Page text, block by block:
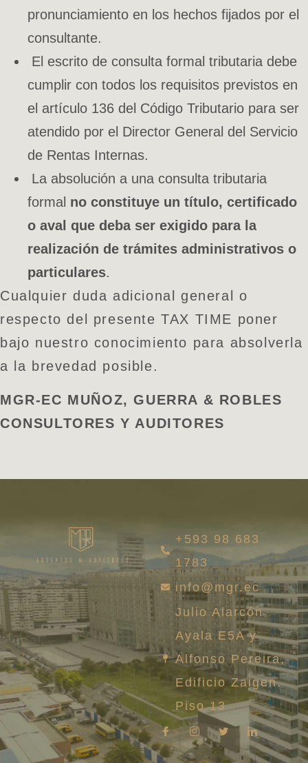
pronunciamiento en los hechos fijados por el
consultante.
El escrito de consulta formal tributaria debe
cumplir con todos los requisitos previstos en
el artículo 136 del Código Tributario para ser
atendido por el Director General del Servicio
de Rentas Internas.
La absolución a una consulta tributaria
formal no constituye un título, certificado
o aval que deba ser exigido para la
realización de trámites administrativos o
particulares.
Cualquier duda adicional general o
respecto del presente TAX TIME poner
bajo nuestro conocimiento para absolverla
a la brevedad posible.
MGR-EC MUÑOZ, GUERRA & ROBLES
CONSULTORES Y AUDITORES
+593 98 683
1783
info@mgr.ec
Julio Alarcón
Ayala E5A y
Alfonso Pereira,
Edificio Zaigen.
Piso 13